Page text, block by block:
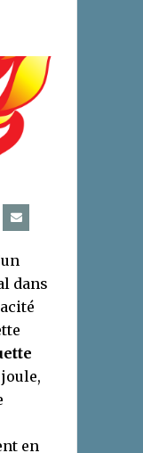
dans
joule,
en